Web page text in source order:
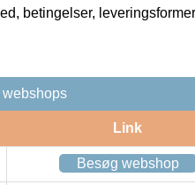
betingelser,
webshops
Link
Besøg webshop